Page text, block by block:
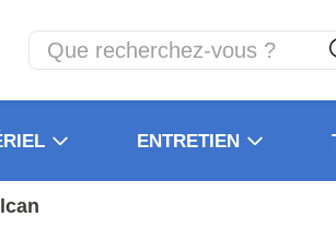
ENTRETIEN